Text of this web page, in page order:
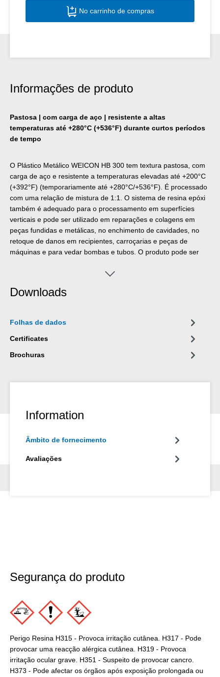
No carrinho de compras
Informações de produto
Pastosa | com carga de aço | resistente a altas
temperaturas até +280°C (+536°F) durante curtos períodos
de tempo
O Plástico Metálico WEICON HB 300 tem textura pastosa, com
carga de aço e resistente a temperaturas elevadas até +200°C
(+392°F) (temporariamente até +280°C/+536°F). É processado
com uma relação de mistura de 1:1. O sistema de resina epóxi
também é adequado para o processamento em superfícies
verticais e pode ser utilizado em reparações e colagens em
peças fundidas e metálicas, no enchimento de cavidades, no
retoque de danos em recipientes, carroçarias e peças de
máquinas e para vedar bombas e tubos. O produto pode ser
engenharia de equipamentos bem como em outros setores da
Downloads
Folhas de dados
Certificates
Brochuras
Information
Âmbito de fornecimento
Avaliações
Segurança do produto
Perigo Resina H315 - Provoca irritação cutânea. H317 - Pode
provocar uma reacção alérgica cutânea. H319 - Provoca
irritação ocular grave. H351 - Suspeito de provocar cancro.
H373 - Pode afectar os órgãos após exposição prolongada ou